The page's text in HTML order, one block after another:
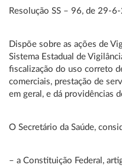
Resolução SS – 96, de 29-
Dispõe sobre as ações de
Sistema Estadual de
fiscalização do uso correto
comerciais, prestação de
em geral, e dá providências
O Secretário da Saúde,
– a Constituição Federal,